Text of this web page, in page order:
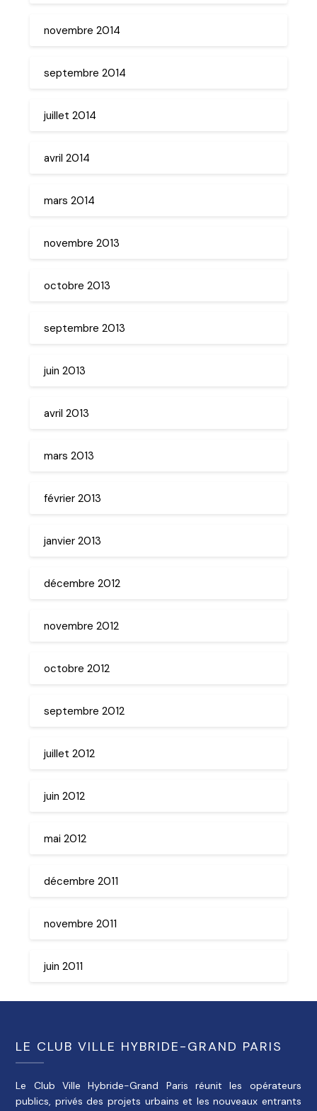
novembre 2014
septembre 2014
juillet 2014
avril 2014
mars 2014
novembre 2013
octobre 2013
septembre 2013
juin 2013
avril 2013
mars 2013
février 2013
janvier 2013
décembre 2012
novembre 2012
octobre 2012
septembre 2012
juillet 2012
juin 2012
mai 2012
décembre 2011
novembre 2011
juin 2011
LE CLUB VILLE HYBRIDE-GRAND PARIS
Le Club Ville Hybride-Grand Paris réunit les opérateurs
publics, privés des projets urbains et les nouveaux entrants